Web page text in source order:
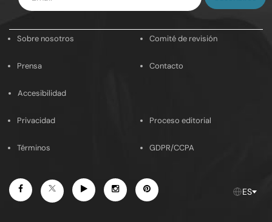
tu
Sobre nosotros Comité de revisión
Prensa Contacto
Accesibilidad
Privacidad Proceso editorial
Términos GDPR/CCPA
FacebookTwitterYoutubeInstagramPinterest ES